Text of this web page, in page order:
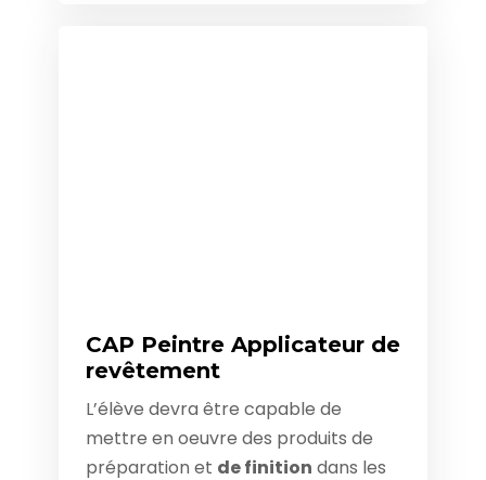
CAP Peintre Applicateur de
revêtement
L’élève devra être capable de
mettre en oeuvre des produits de
préparation et de finition dans les